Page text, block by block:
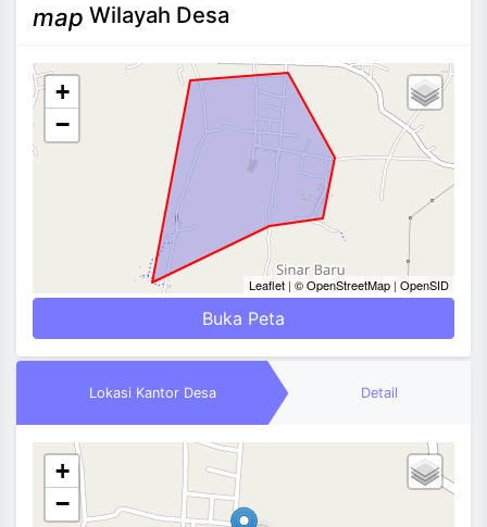
map Wilayah Desa
+
−
Leaflet| © OpenStreetMap| OpenSID
Buka Peta
Lokasi Kantor Desa Detail
+
−